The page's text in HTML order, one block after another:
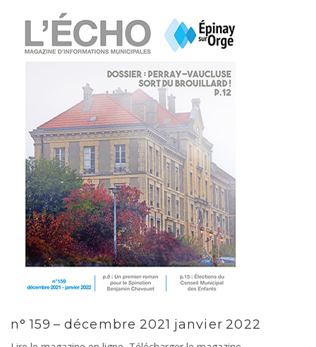
n° 159 – décembre 2021 janvier 2022